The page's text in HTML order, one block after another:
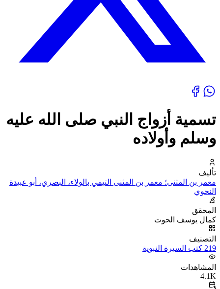
تسمية أزواج النبي صلى الله عليه
وسلم وأولاده
تأليف
معمر بن المثنى؛ معمر بن المثنى التيمي بالولاء، البصري، أبو عبيدة
النحوي
المحقق
كمال يوسف الحوت
التصنيف
219 كتب السيرة النبوية
المشاهدات
4.1K